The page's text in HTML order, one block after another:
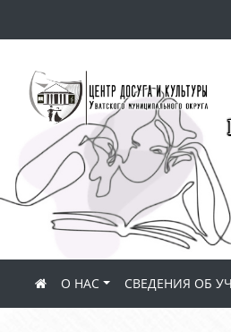
О НАС СВЕДЕНИЯ ОБ